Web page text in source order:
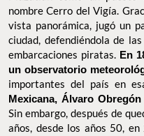
El lugar donde se
torre de vigía,
Mazatlán como un
nombre Cerro del Vigía.
vista panorámica, jugó un
ciudad, defendiéndola de
embarcaciones piratas.En
un observatorio
importantes del país en